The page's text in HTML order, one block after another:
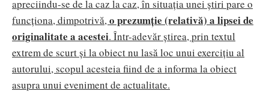
apreciindu-se de la caz la caz, în situația unei știri pare o
funcționa, dimpotrivă,o prezumție (relativă) a lipsei de
originalitate a acestei. Într-adevăr știrea, prin textul
extrem de scurt și la obiect nu lasă loc unui exercițiu al
autorului, scopul acesteia fiind de a informa la obiect
asupra unui eveniment de actualitate.